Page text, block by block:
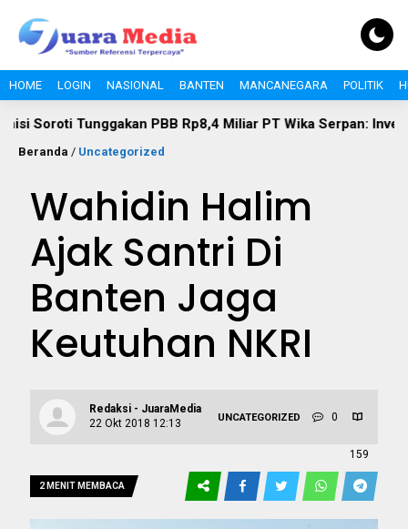
HOME LOGIN NASIONAL BANTEN MANCANEGARA POLITIK
Tunggakan PBB Rp8,4 Miliar PT Wika Serpan: Investor Besar
Beranda / Uncategorized
Wahidin Halim
Ajak Santri Di
Banten Jaga
Keutuhan NKRI
Redaksi - JuaraMedia
22 Okt 2018 12:13
UNCATEGORIZED 0
159
2 MENIT MEMBACA